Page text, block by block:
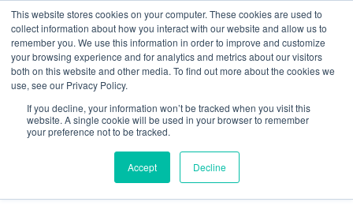
This website stores cookies on your computer. These cookies are used to
collect information about how you interact with our website and allow us to
remember you. We use this information in order to improve and customize
your browsing experience and for analytics and metrics about our visitors
both on this website and other media. To find out more about the cookies we
use, see our Privacy Policy.
If you decline, your information won’t be tracked when you visit this
website. A single cookie will be used in your browser to remember
your preference not to be tracked.
Accept Decline
Guía de uso
Acceso / Registro